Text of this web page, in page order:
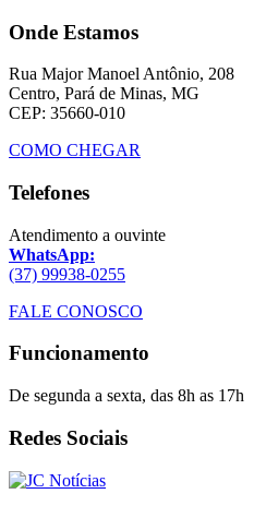
Onde Estamos
Rua Major Manoel Antônio, 208
Centro, Pará de Minas, MG
CEP: 35660-010
COMO CHEGAR
Telefones
Atendimento a ouvinte
WhatsApp:
(37) 99938-0255
FALE CONOSCO
Funcionamento
De segunda a sexta, das 8h as 17h
Redes Sociais